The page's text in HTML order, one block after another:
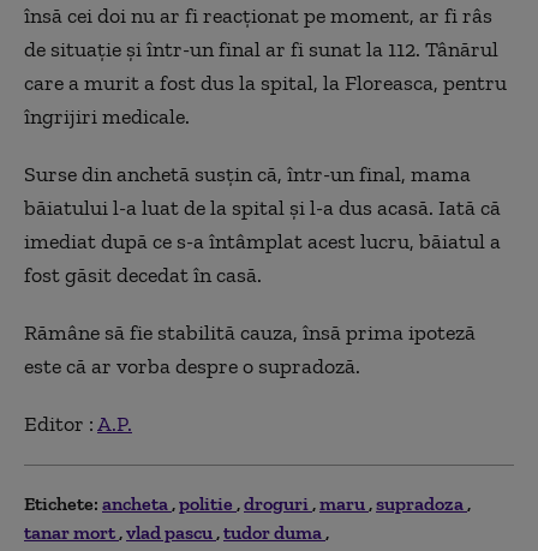
însă cei doi nu ar fi reacționat pe moment, ar fi râs
de situație și într-un final ar fi sunat la 112. Tânărul
care a murit a fost dus la spital, la Floreasca, pentru
îngrijiri medicale.
Surse din anchetă susțin că, într-un final, mama
băiatului l-a luat de la spital și l-a dus acasă. Iată că
imediat după ce s-a întâmplat acest lucru, băiatul a
fost găsit decedat în casă.
Rămâne să fie stabilită cauza, însă prima ipoteză
este că ar vorba despre o supradoză.
Editor :A.P.
Etichete: ancheta politie droguri maru supradoza
tanar mort vlad pascu tudor duma